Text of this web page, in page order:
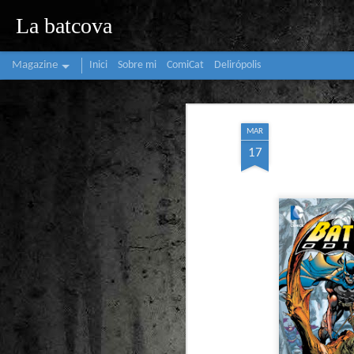
MAR
17
La batcova
Magazine Inici Sobre mi ComiCat Delirópolis